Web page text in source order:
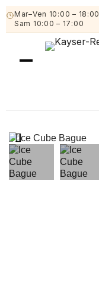
Mar–Ven 10:00 – 18:00
Sam 10:00 – 17:00